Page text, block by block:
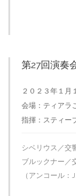
第27回演奏
２０２３年１月
会場：ティア
指揮：スティー
シベリウス／交
ブルックナー／
（アンコール